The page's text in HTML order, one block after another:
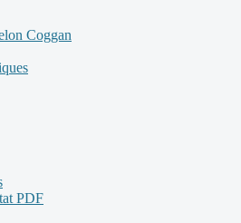
Coggan
PDF